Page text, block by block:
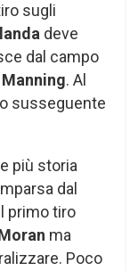
sugli
deve
dal campo
Manning. Al
susseguente
più storia
dal
primo tiro
ma
Poco